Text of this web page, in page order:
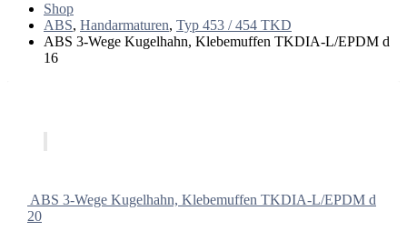
Shop
ABS, Handarmaturen, Typ 453 / 454 TKD
ABS 3-Wege Kugelhahn, Klebemuffen TKDIA-L/EPDM d
16
ABS 3-Wege Kugelhahn, Klebemuffen TKDIA-L/EPDM d
20